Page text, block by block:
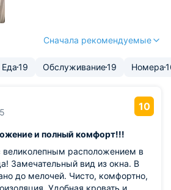
Сначала рекомендуемые
Еда19 Обслуживание19 Номера
10
и полный комфорт!!!
великолепным расположением в
Замечательный вид из окна. В
до мелочей. Чисто, комфортно,
Удобная кровать и